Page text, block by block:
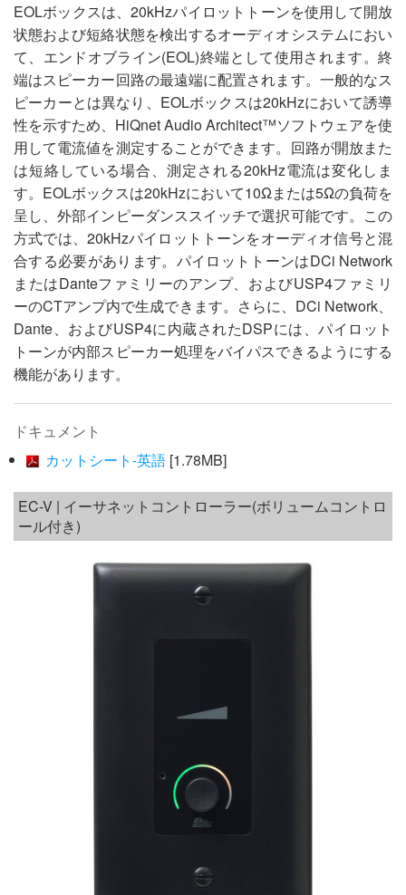
EOLボックスは、20kHzパイロットトーンを使用して開放
状態および短絡状態を検出するオーディオシステムにおい
て、エンドオブライン(EOL)終端として使用されます。終
端はスピーカー回路の最遠端に配置されます。一般的なス
ピーカーとは異なり、EOLボックスは20kHzにおいて誘導
性を示すため、HiQnet Audio Architect™ソフトウェアを使
用して電流値を測定することができます。回路が開放また
は短絡している場合、測定される20kHz電流は変化しま
す。EOLボックスは20kHzにおいて10Ωまたは5Ωの負荷を
呈し、外部インピーダンススイッチで選択可能です。この
方式では、20kHzパイロットトーンをオーディオ信号と混
合する必要があります。パイロットトーンはDCi Network
またはDanteファミリーのアンプ、およびUSP4ファミリ
ーのCTアンプ内で生成できます。さらに、DCi Network、
Dante、およびUSP4に内蔵されたDSPには、パイロット
トーンが内部スピーカー処理をバイパスできるようにする
機能があります。
ドキュメント
カットシート-英語 [1.78MB]
EC-V | イーサネットコントローラー(ボリュームコントロ
ール付き)